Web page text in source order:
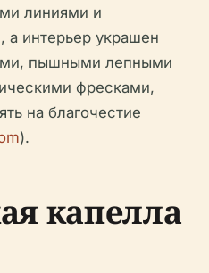
линиями и
а интерьер украшен
пышными лепными
фресками,
на благочестие
).
капелла